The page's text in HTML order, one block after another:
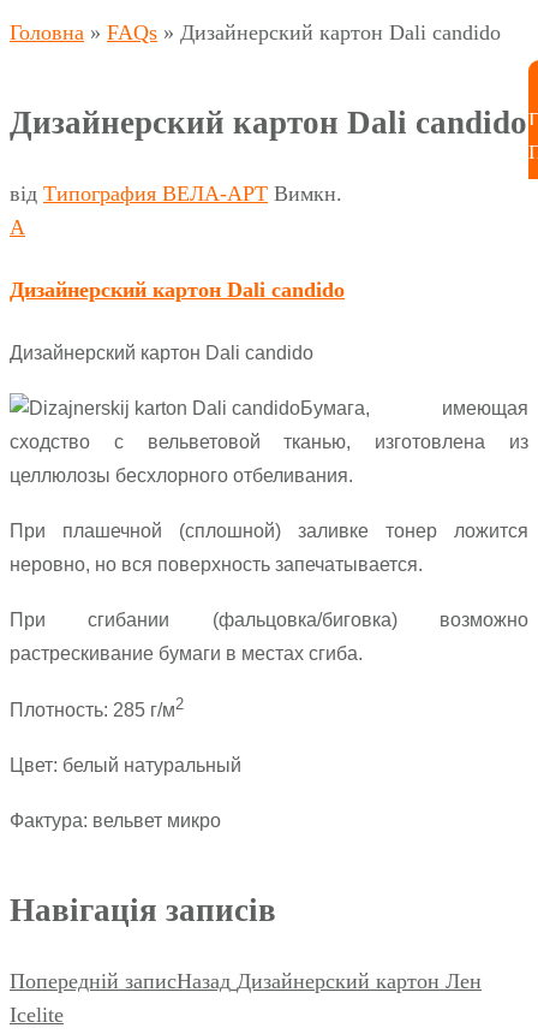
Головна » FAQs » Дизайнерский картон Dali candido
Дизайнерский картон Dali candido
від Типография ВЕЛА-АРТ Вимкн.
A
Дизайнерский картон Dali candido
Дизайнерский картон Dali candido
Бумага, имеющая
сходство с вельветовой тканью, изготовлена из
целлюлозы бесхлорного отбеливания.
При плашечной (сплошной) заливке тонер ложится
неровно, но вся поверхность запечатывается.
При сгибании (фальцовка/биговка) возможно
растрескивание бумаги в местах сгиба.
Плотность: 285 г/м2
Цвет: белый натуральный
Фактура: вельвет микро
Навігація записів
Попередній записНазад Дизайнерский картон Лен
Icelite